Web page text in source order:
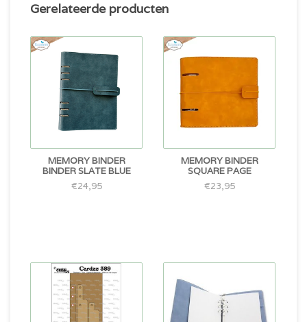
Gerelateerde producten
MEMORY BINDER
BINDER SLATE BLUE
€24,95
MEMORY BINDER
SQUARE PAGE
€23,95